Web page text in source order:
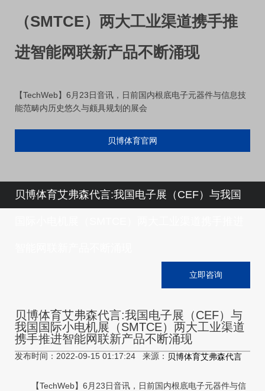
（SMTCE）两大工业渠道携手推
进智能网联新产品不断涌现
【TechWeb】6月23日音讯，日前国内根底电子元器件与信息技
能范畴内历史悠久与颇具规划的展会
贝博体育官网
贝博体育艾弗森代言:我国电子展（CEF）与我国
立即咨询
贝博体育艾弗森代言:我国电子展（CEF）与
我国国际小电机展（SMTCE）两大工业渠道
携手推进智能网联新产品不断涌现
发布时间：2022-09-15 01:17:24 来源： 贝博体育艾弗森代言
【TechWeb】6月23日音讯，日前国内根底电子元器件与信